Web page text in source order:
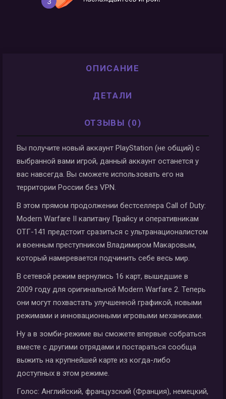
ОПИСАНИЕ
ДЕТАЛИ
ОТЗЫВЫ (0)
Вы получите новый аккаунт PlayStation (не общий) с
выбранной вами игрой, данный аккаунт останется у
вас навсегда. Вы сможете использовать его на
территории России без VPN.
В этом прямом продолжении бестселлера Call of Duty:
Modern Warfare II капитану Прайсу и оперативникам
ОТГ-141 предстоит сразиться с ультранационалистом
и военным преступником Владимиром Макаровым,
который намеревается подчинить себе весь мир.
В сетевой режим вернулись 16 карт, вышедшие в
2009 году для оригинальной Modern Warfare 2. Теперь
они могут похвастать улучшенной графикой, новыми
режимами и инновационными игровыми механиками.
Ну а в зомби-режиме вы сможете впервые собраться
вместе с другими отрядами и постараться сообща
выжить на крупнейшей карте из когда-либо
доступных в этом режиме.
Голос: Английский, французский (Франция), немецкий,